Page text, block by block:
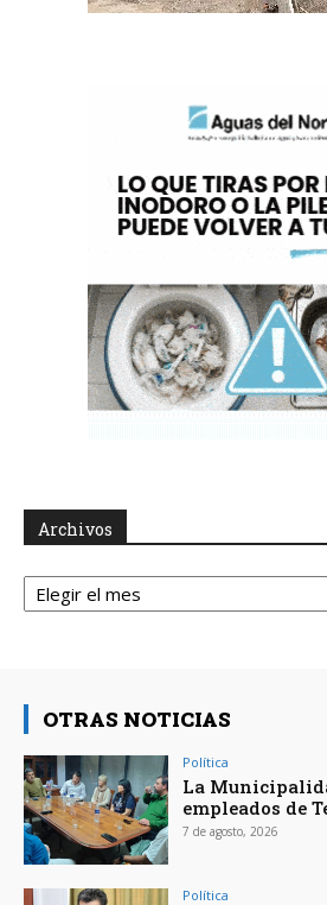
Archivos
Archivos
OTRAS NOTICIAS
Política
La
empleados de
7 de agosto, 2026
Política